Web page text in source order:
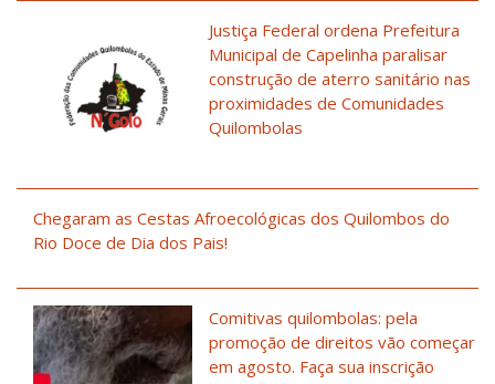
Justiça Federal ordena Prefeitura
Municipal de Capelinha paralisar
construção de aterro sanitário nas
proximidades de Comunidades
Quilombolas
Chegaram as Cestas Afroecológicas dos Quilombos do
Rio Doce de Dia dos Pais!
Comitivas quilombolas: pela
promoção de direitos vão começar
em agosto. Faça sua inscrição